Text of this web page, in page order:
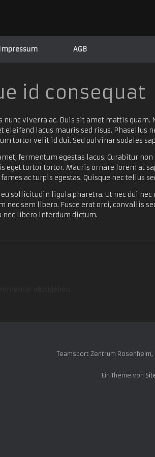
Impressum AGB
id consequat
nunc viverra ac. Duis sit amet mattis
lacus mauris sed risus. Phasellus
tortor velit id dui. Sed pulvinar sodales
fermentum egestas lacus. Curabitur
eget tortor tortor. Mauris ornare lorem at
ac turpis egestas. Quisque nec tellus
sollicitudin ligula pharetra. Ut nec dui
nec sem libero. Fusce erat orci, convallis
nec libero interdum dictum.
Teamsport Zentrum Rosenheim,
Ein Theme von